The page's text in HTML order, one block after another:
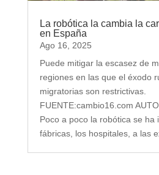
La robótica la cambia la
en España
Ago 16, 2025
Puede mitigar la escasez de
regiones en las que el éxodo
migratorias son restrictivas.
FUENTE:cambio16.com
Poco a poco la robótica se ha
fábricas, los hospitales, a las